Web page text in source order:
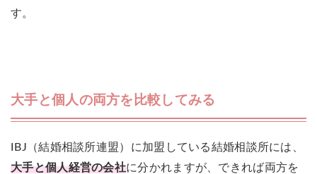
す。
大手と個人の両方を比較してみる
IBJ（結婚相談所連盟）に加盟している結婚相談所には、
大手と個人経営の会社に分かれますが、できれば両方を